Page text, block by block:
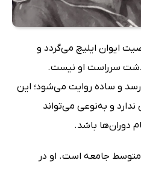
ایوان ایلیچ می‌گردد و
سرراست او نیست.
و ساده روایت می‌شود؛ این
و به‌نوعی می‌تواند
دوران‌ها باشد.
متوسط جامعه است. او در